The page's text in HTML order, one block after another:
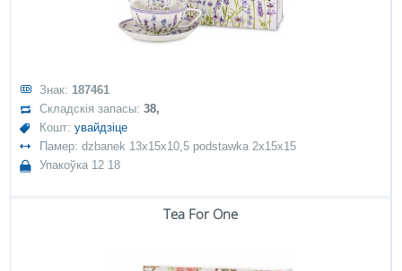
Знак: 187461
Складскія запасы:38,
Кошт:увайдзіце
Памер: dzbanek 13x15x10,5 podstawka 2x15x15
Упакоўка 12 18
Tea For One